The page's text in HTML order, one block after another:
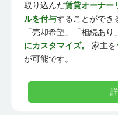
取り込んだ賃貸オーナー
ルを付与することができ
「売却希望」「相続あ
にカスタマイズ。
家主を
が可能です。